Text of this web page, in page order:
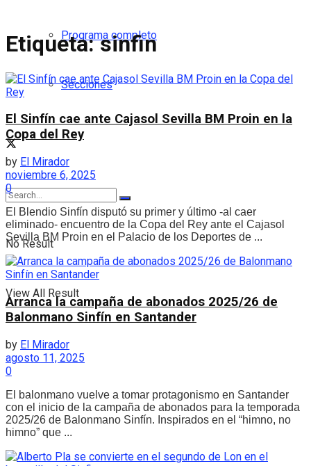
Programa completo
Secciones
No Result
View All Result
Etiqueta:sinfin
El Sinfín cae ante Cajasol Sevilla BM Proin en la
Copa del Rey
by El Mirador
noviembre 6, 2025
0
El Blendio Sinfín disputó su primer y último -al caer
eliminado- encuentro de la Copa del Rey ante el Cajasol
Sevilla BM Proin en el Palacio de los Deportes de ...
Arranca la campaña de abonados 2025/26 de
Balonmano Sinfín en Santander
by El Mirador
agosto 11, 2025
0
El balonmano vuelve a tomar protagonismo en Santander
con el inicio de la campaña de abonados para la temporada
2025/26 de Balonmano Sinfín. Inspirados en el “himno, no
himno” que ...